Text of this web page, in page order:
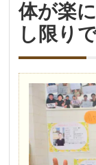
体が楽
し限り